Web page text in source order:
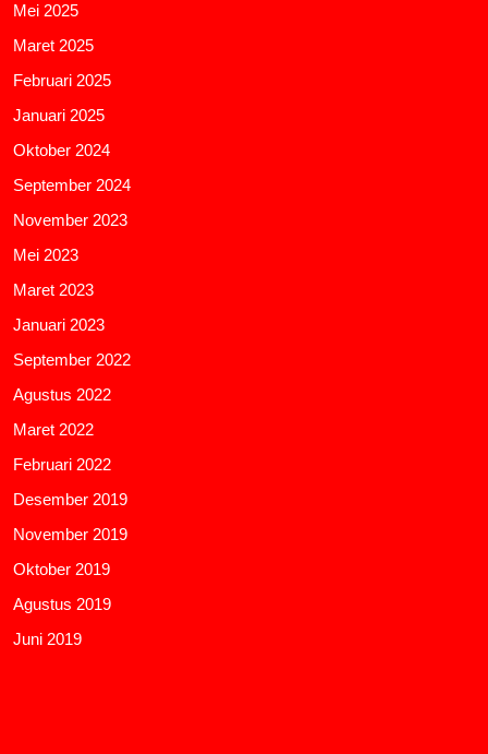
Mei 2025
Maret 2025
Februari 2025
Januari 2025
Oktober 2024
September 2024
November 2023
Mei 2023
Maret 2023
Januari 2023
September 2022
Agustus 2022
Maret 2022
Februari 2022
Desember 2019
November 2019
Oktober 2019
Agustus 2019
Juni 2019